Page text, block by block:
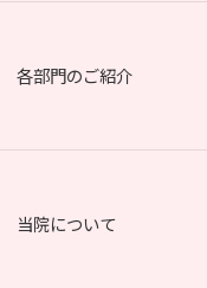
各部門のご紹介
当院について